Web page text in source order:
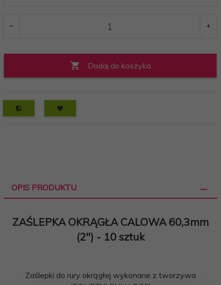
Dodaj do koszyka
OPIS PRODUKTU
ZAŚLEPKA OKRĄGŁA CALOWA 60,3mm
(2") - 10 sztuk
Zaślepki do rury okrągłej wykonane z tworzywa